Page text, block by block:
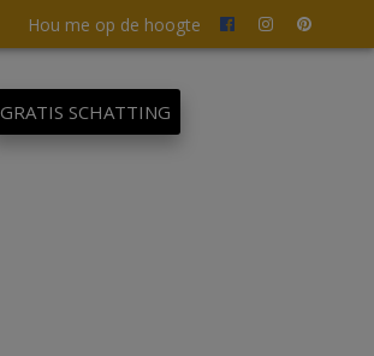
Hou me op de hoogte
GRATIS SCHATTING